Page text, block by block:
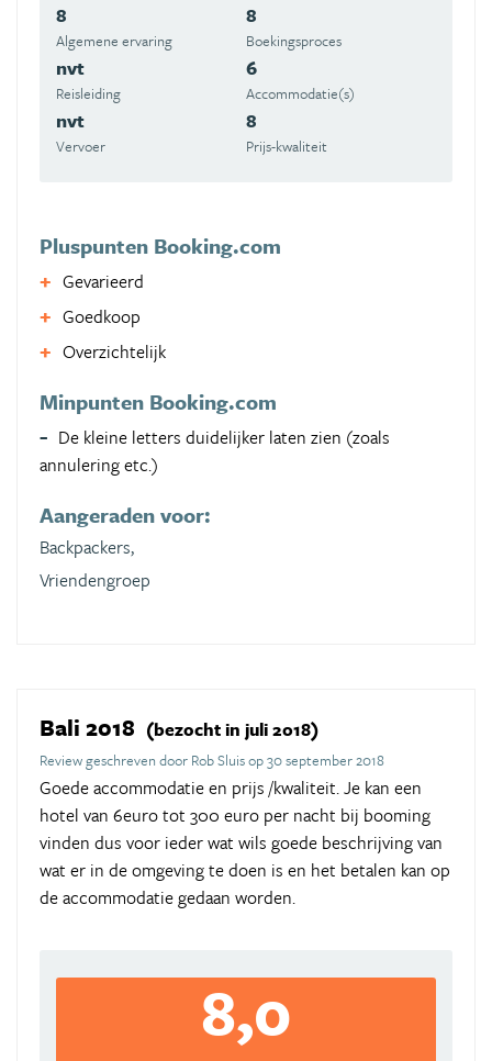
8
Algemene ervaring
8
Boekingsproces
nvt
Reisleiding
6
Accommodatie(s)
nvt
Vervoer
8
Prijs-kwaliteit
Pluspunten Booking.com
Gevarieerd
Goedkoop
Overzichtelijk
Minpunten Booking.com
De kleine letters duidelijker laten zien (zoals
annulering etc.)
Aangeraden voor:
Backpackers,
Vriendengroep
Bali 2018 (bezocht in juli 2018)
Review geschreven door Rob Sluis op 30 september 2018
Goede accommodatie en prijs /kwaliteit. Je kan een
hotel van 6euro tot 300 euro per nacht bij booming
vinden dus voor ieder wat wils goede beschrijving van
wat er in de omgeving te doen is en het betalen kan op
de accommodatie gedaan worden.
8,0